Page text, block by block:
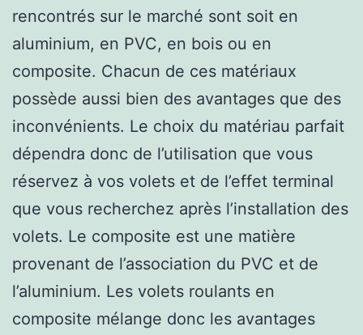
rencontrés sur le marché sont soit en
aluminium, en PVC, en bois ou en
composite. Chacun de ces matériaux
possède aussi bien des avantages que des
inconvénients. Le choix du matériau parfait
dépendra donc de l’utilisation que vous
réservez à vos volets et de l’effet terminal
que vous recherchez après l’installation des
volets. Le composite est une matière
provenant de l’association du PVC et de
l’aluminium. Les volets roulants en
composite mélange donc les avantages